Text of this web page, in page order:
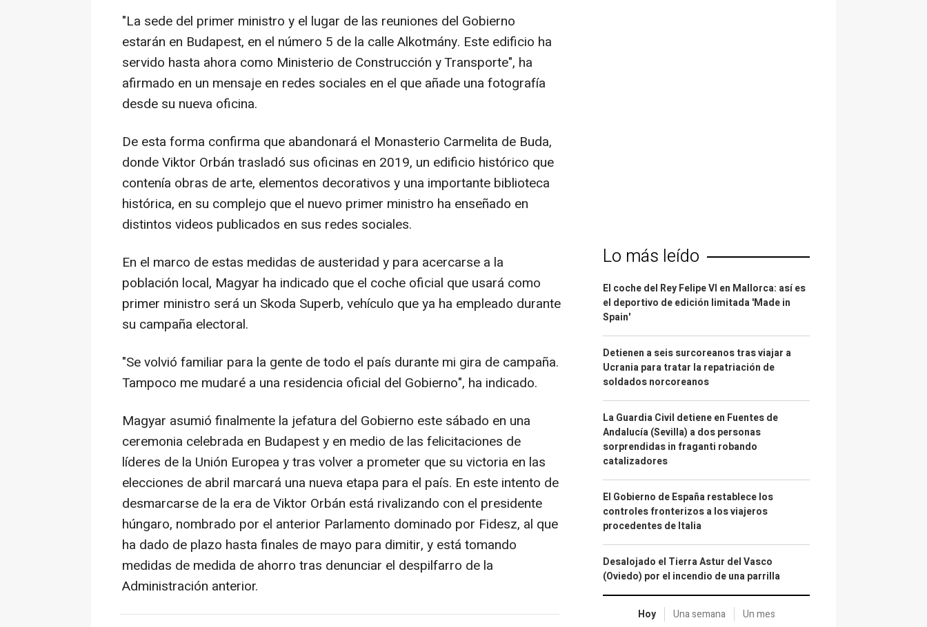
"La sede del primer ministro y el lugar de las reuniones del Gobierno
estarán en Budapest, en el número 5 de la calle Alkotmány. Este edificio ha
servido hasta ahora como Ministerio de Construcción y Transporte", ha
afirmado en un mensaje en redes sociales en el que añade una fotografía
desde su nueva oficina.
De esta forma confirma que abandonará el Monasterio Carmelita de Buda,
donde Viktor Orbán trasladó sus oficinas en 2019, un edificio histórico que
contenía obras de arte, elementos decorativos y una importante biblioteca
histórica, en su complejo que el nuevo primer ministro ha enseñado en
distintos videos publicados en sus redes sociales.
En el marco de estas medidas de austeridad y para acercarse a la
población local, Magyar ha indicado que el coche oficial que usará como
primer ministro será un Skoda Superb, vehículo que ya ha empleado durante
su campaña electoral.
"Se volvió familiar para la gente de todo el país durante mi gira de campaña.
Tampoco me mudaré a una residencia oficial del Gobierno", ha indicado.
Magyar asumió finalmente la jefatura del Gobierno este sábado en una
ceremonia celebrada en Budapest y en medio de las felicitaciones de
líderes de la Unión Europea y tras volver a prometer que su victoria en las
elecciones de abril marcará una nueva etapa para el país. En este intento de
desmarcarse de la era de Viktor Orbán está rivalizando con el presidente
húngaro, nombrado por el anterior Parlamento dominado por Fidesz, al que
ha dado de plazo hasta finales de mayo para dimitir, y está tomando
medidas de medida de ahorro tras denunciar el despilfarro de la
Administración anterior.
Lo más leído
El coche del Rey Felipe VI en Mallorca: así es
el deportivo de edición limitada 'Made in
Spain'
Detienen a seis surcoreanos tras viajar a
Ucrania para tratar la repatriación de
soldados norcoreanos
La Guardia Civil detiene en Fuentes de
Andalucía (Sevilla) a dos personas
sorprendidas in fraganti robando
catalizadores
El Gobierno de España restablece los
controles fronterizos a los viajeros
procedentes de Italia
Desalojado el Tierra Astur del Vasco
(Oviedo) por el incendio de una parrilla
Hoy Una semana Un mes